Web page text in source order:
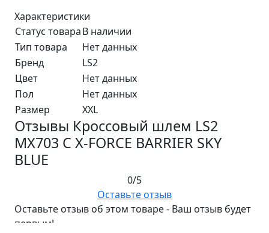
Характеристики
Статус товараВ наличии
Тип товара
Нет данных
Бренд
LS2
Цвет
Нет данных
Пол
Нет данных
Размер
XXL
Отзывы Кроссовый шлем LS2
MX703 C X-FORCE BARRIER SKY
BLUE
0/5
Оставьте отзыв
Оставьте отзыв об этом товаре - Ваш отзыв будет
первым!